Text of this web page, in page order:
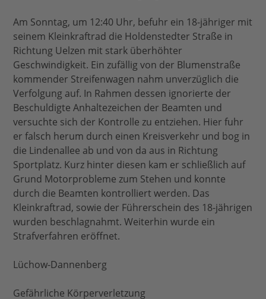
Am Sonntag, um 12:40 Uhr, befuhr ein 18-jähriger mit
seinem Kleinkraftrad die Holdenstedter Straße in
Richtung Uelzen mit stark überhöhter
Geschwindigkeit. Ein zufällig von der Blumenstraße
kommender Streifenwagen nahm unverzüglich die
Verfolgung auf. In Rahmen dessen ignorierte der
Beschuldigte Anhaltezeichen der Beamten und
versuchte sich der Kontrolle zu entziehen. Hier fuhr
er falsch herum durch einen Kreisverkehr und bog in
die Lindenallee ab und von da aus in Richtung
Sportplatz. Kurz hinter diesen kam er schließlich auf
Grund Motorprobleme zum Stehen und konnte
durch die Beamten kontrolliert werden. Das
Kleinkraftrad, sowie der Führerschein des 18-jährigen
wurden beschlagnahmt. Weiterhin wurde ein
Strafverfahren eröffnet.
Lüchow-Dannenberg
Gefährliche Körperverletzung